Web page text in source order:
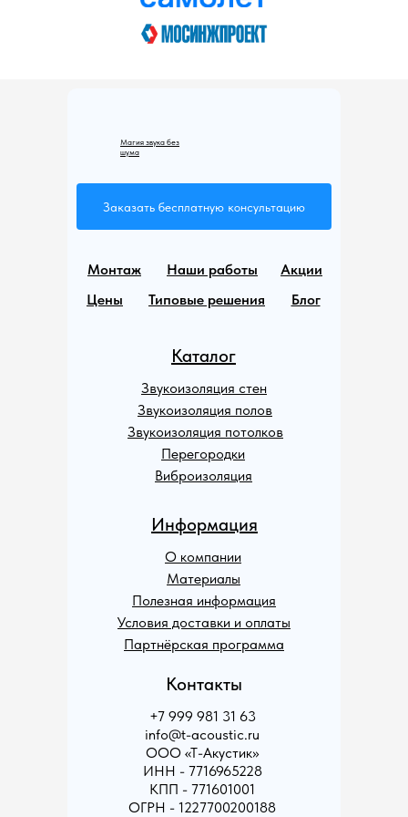
Заказать бесплатную консультацию
Магия звука без
шума
Каталог
Звукоизоляция стен
Звукоизоляция полов
Звукоизоляция потолков
Перегородки
Виброизоляция
Информация
О компании
Материалы
Полезная информация
Условия доставки и оплаты
Партнёрская программа
Контакты
+7 999 981 31 63
info@t-acoustic.ru
ООО «Т-Акустик»
ИНН - 7716965228
КПП - 771601001
ОГРН - 1227700200188
Монтаж Наши работы
Акции
Цены
Типовые решения Блог